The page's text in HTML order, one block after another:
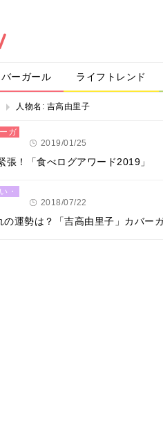
ーガール ライフトレンド
人物名: 吉高由里子
ガ
2019/01/25
張！「食べログアワード2019」
・
2018/07/22
の運勢は？「吉高由里子」カバー